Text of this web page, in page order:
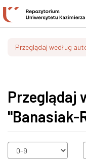
Przeglądaj według
Przeglądaj
"Banasiak-